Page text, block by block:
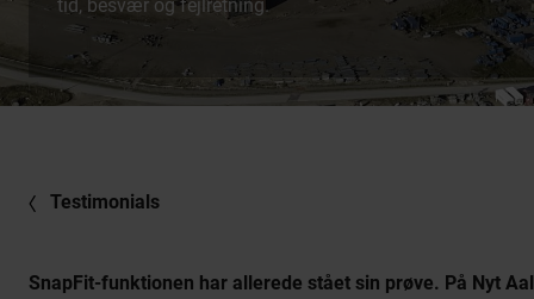
tid, besvær og fejlretning.
Testimonials
SnapFit-funktionen har allerede stået sin prøve. På Nyt